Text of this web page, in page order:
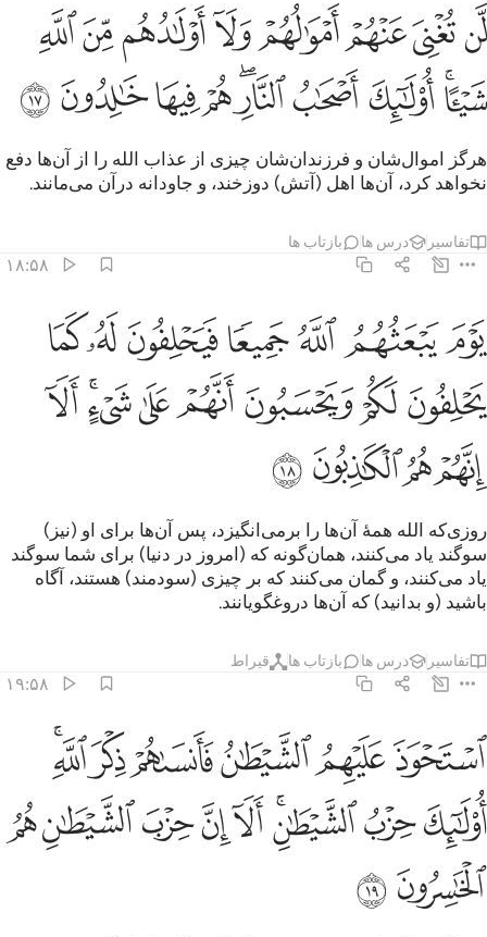
لن تغني عنهم اموالهم ولا اولادهم من الله شييا اولايك اصحاب النار هم
لَّن تُغْنِىَ عَنْهُمْ أَمْوَٰلُهُمْ وَلَآ أَوْلَـٰدُهُم مِّنَ ٱللَّهِ شَيْـًٔا ۚ أُو۟لَـٰٓئِكَ أَصْحَـٰبُ ٱلنَّارِ ۖ هُمْ
ﲡﲢﲣﲤﲥﲦﲧﲨ
ﲩﲪﲫﲬﲭﲮﲯﲰﲱﲲ
هرگز اموال‌شان و فرزندان‌شان چیزی از عذاب الله را از آن‌ها دفع
نخواهد کرد، آن‌ها اهل (آتش) دوزخند، و جاودانه درآن می‌مانند.
تفاسیر درس ها بازتاب ها
۱۸:۵۸
يوم يبعثهم الله جميعا فيحلفون له كما يحلفون لكم ويحسبون انهم على
يَوْمَ يَبْعَثُهُمُ ٱللَّهُ جَمِيعًۭا فَيَحْلِفُونَ لَهُۥ كَمَا يَحْلِفُونَ لَكُمْ
ﲳﲴﲵﲶﲷﲸﲹ
ﲺﲻﲼﲽﲾﲿﳀﳁ
ﳂﳃﳄﳅ
روزی‌که الله همۀ آن‌ها را برمی‌انگیزد، پس آن‌ها برای او (نیز)
سوگند یاد می‌کنند، همان‌گونه که (امروز در دنیا) برای شما سوگند
یاد می‌کنند، و گمان می‌کنند که بر چیزی (سودمند) هستند، آگاه
باشید (و بدانید) که آن‌ها دروغگویانند.
تفاسیر درس ها بازتاب ها قیراط
۱۹:۵۸
استحوذ عليهم الشيطان فانساهم ذكر الله اولايك حزب الشيطان الا
ٱسْتَحْوَذَ عَلَيْهِمُ ٱلشَّيْطَـٰنُ فَأَنسَىٰهُمْ ذِكْرَ ٱللَّهِ ۚ أُو۟لَـٰٓئِكَ حِزْبُ
ﳆﳇﳈﳉﳊﳋﳌ
ﳍﳎﳏﳐﳑﳒﳓﳔﳕ
ﳖﳗ